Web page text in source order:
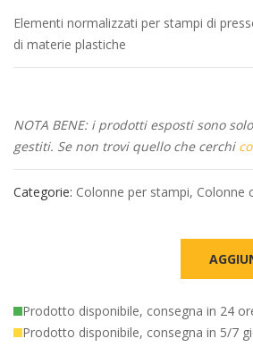
Elementi normalizzati per stampi di
di materie plastiche
NOTA BENE: i prodotti esposti sono
gestiti. Se non trovi quello che cerchi
Categorie: Colonne per stampi, Colonne
Prodotto disponibile, consegna in 24
Prodotto disponibile, consegna in 5/7